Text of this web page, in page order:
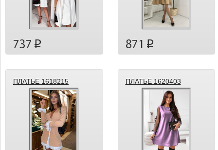
737 p 871 p
ПЛАТЬЕ 1618215 ПЛАТЬЕ 1620403